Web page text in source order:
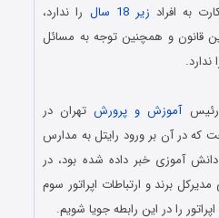
به افراد زیر 18 سال
را ندارد،
قانون و همچنین توجه به مسائل
رئیسآموزش و پرورشتهران در
که در آن بر ورود رایتل به مدارس
آموزی خبر داده شده بود، در
برند و ارتباطات اپراتور سوم
را در این رابطه جویا شویم.